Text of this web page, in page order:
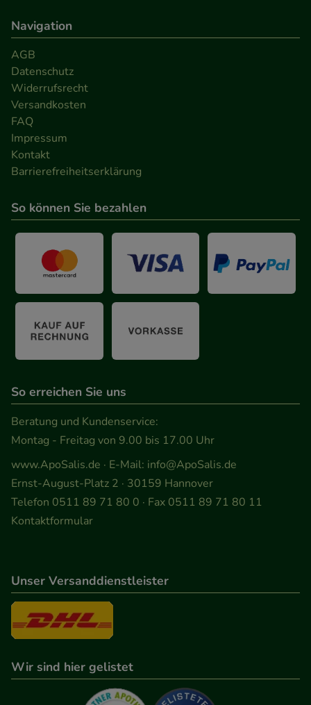
Navigation
AGB
Datenschutz
Widerrufsrecht
Versandkosten
FAQ
Impressum
Kontakt
Barrierefreiheitserklärung
So können Sie bezahlen
So erreichen Sie uns
Beratung und Kundenservice:
Montag - Freitag von 9.00 bis 17.00 Uhr
www.ApoSalis.de · E-Mail: info@ApoSalis.de
Ernst-August-Platz 2 · 30159 Hannover
Telefon 0511 89 71 80 0 · Fax 0511 89 71 80 11
Kontaktformular
Unser Versanddienstleister
Wir sind hier gelistet